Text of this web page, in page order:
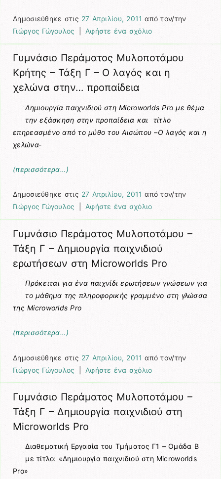
Δημοσιεύθηκε στις 27 Απριλίου, 2011 από τον/την
Γιώργος Γώγουλος
Αφήστε ένα σχόλιο
Γυμνάσιο Περάματος Μυλοποτάμου
Κρήτης – Τάξη Γ – Ο λαγός και η
χελώνα στην… προπαίδεια
Δημιουργία παιχνιδιού στη Microworlds Pro με θέμα
την εξάσκηση στην προπαίδεια και τίτλο
επηρεασμένο από το μύθο του Αισώπου –Ο λαγός και η
χελώνα-
(περισσότερα…)
Δημοσιεύθηκε στις 27 Απριλίου, 2011 από τον/την
Γιώργος Γώγουλος
Αφήστε ένα σχόλιο
Γυμνάσιο Περάματος Μυλοποτάμου –
Τάξη Γ – Δημιουργία παιχνιδιού
ερωτήσεων στη Microworlds Pro
Πρόκειται για ένα παιχνίδι ερωτήσεων γνώσεων για
το μάθημα της πληροφορικής γραμμένο στη γλώσσα
της Microworlds Pro
(περισσότερα…)
Δημοσιεύθηκε στις 27 Απριλίου, 2011 από τον/την
Γιώργος Γώγουλος
Αφήστε ένα σχόλιο
Γυμνάσιο Περάματος Μυλοποτάμου –
Τάξη Γ – Δημιουργία παιχνιδιού στη
Microworlds Pro
Διαθεματική Εργασία του Τμήματος Γ1 – Ομάδα Β
με τίτλο: «Δημιουργία παιχνιδιού στη Microworlds
Pro»